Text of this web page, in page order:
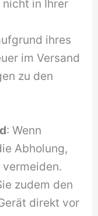
nicht in Ihrer
ihres
im Versand
zu den
: Wenn
Abholung,
vermeiden.
zudem den
direkt vor